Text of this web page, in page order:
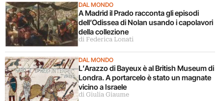
DAL MONDO
A Madrid il Prado racconta gli episodi
dell’Odissea di Nolan usando i capolavori
della collezione
di Federica Lonati
DAL MONDO
L’Arazzo di Bayeux è al British Museum di
Londra. A portarcelo è stato un magnate
vicino a Israele
di Giulia Giaume